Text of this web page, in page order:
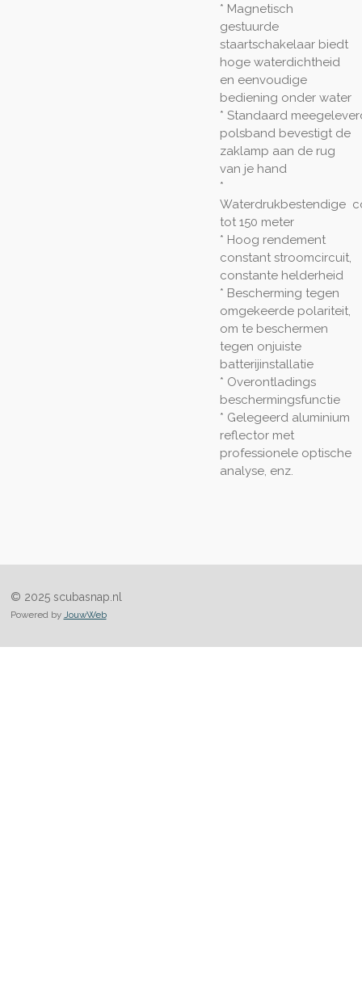
* Magnetisch
gestuurde
staartschakelaar biedt
hoge waterdichtheid
en eenvoudige
bediening onder water
* Standaard
polsband bevestigt de
zaklamp aan de rug
van je hand
*
Waterdrukbestendige
tot 150 meter
* Hoog rendement
constant stroomcircuit,
constante helderheid
* Bescherming tegen
omgekeerde polariteit,
om te beschermen
tegen onjuiste
batterijinstallatie
* Overontladings
beschermingsfunctie
* Gelegeerd aluminium
reflector met
professionele optische
analyse, enz.
© 2025 scubasnap.nl
Powered by JouwWeb